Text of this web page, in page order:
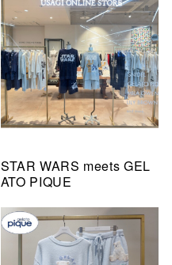
STAR WARS meets GEL
ATO PIQUE